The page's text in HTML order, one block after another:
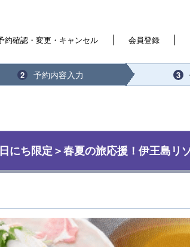
約確認・変更・キャンセル 会員登録
2 予約内容入力 3
にち限定＞春夏の旅応援！伊王島リ